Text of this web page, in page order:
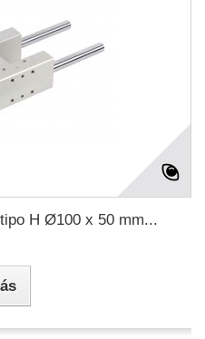
H Ø100 x 50 mm...